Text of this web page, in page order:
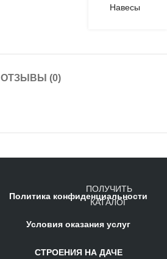
Навесы
ОТЗЫВЫ (0)
Политика конфиденциальности
Условия оказания услуг
СТРОЕНИЯ НА ДАЧЕ
ПОЛУЧИТЬ
КАТАЛОГ